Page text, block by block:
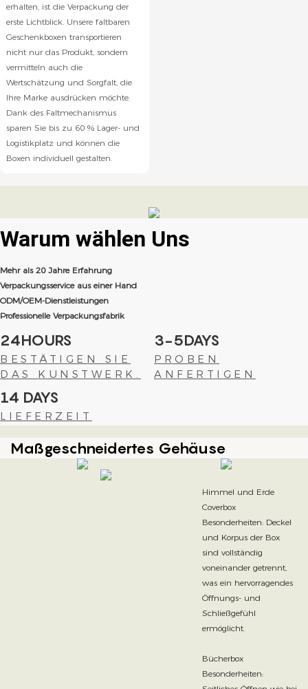
erhalten, ist die Verpackung der
erste Lichtblick. Unsere faltbaren
Geschenkboxen transportieren
nicht nur das Produkt, sondern
vermitteln auch die
Wertschätzung und Sorgfalt, die
Ihre Marke ausdrücken möchte.
Dank des Faltmechanismus
sparen Sie bis zu 60 % Lager- und
Logistikplatz und können die
Boxen individuell gestalten.
Warum wählen Uns
Mehr als 20 Jahre Erfahrung
Verpackungsservice aus einer Hand
ODM/OEM-Dienstleistungen
Professionelle Verpackungsfabrik
24HOURS
BESTÄTIGEN SIE
DAS KUNSTWERK.
3-5DAYS
PROBEN
ANFERTIGEN
14 DAYS
LIEFERZEIT
Maßgeschneidertes Gehäuse
Himmel und Erde
Coverbox
Besonderheiten: Deckel
und Korpus der Box
sind vollständig
voneinander getrennt,
was ein hervorragendes
Öffnungs- und
Schließgefühl
ermöglicht.
Bücherbox
Besonderheiten: